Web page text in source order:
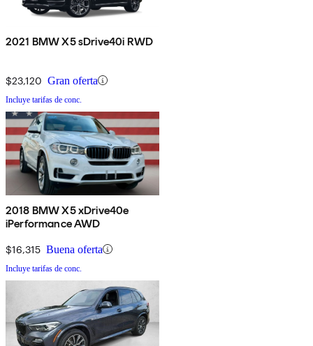
2021 BMW X5 sDrive40i RWD
$23,120 Gran oferta
Incluye tarifas de conc.
2018 BMW X5 xDrive40e
iPerformance AWD
$16,315 Buena oferta
Incluye tarifas de conc.